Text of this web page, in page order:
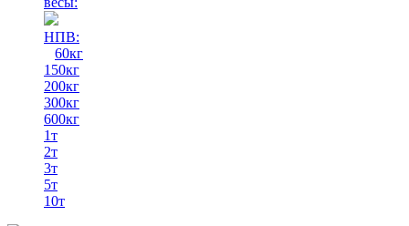
НПВ:
60кг
150кг
200кг
300кг
600кг
1т
2т
3т
5т
10т